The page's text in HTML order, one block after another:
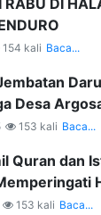
RABU DI
154 kali Baca...
Desa
153 kali Baca...
Quran dan
153 kali Baca...